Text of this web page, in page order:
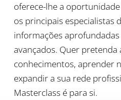
oferece-lhe a
os principais especialistas
informações
avançados. Quer
conhecimentos, aprender
expandir a sua rede
Masterclass é para si.